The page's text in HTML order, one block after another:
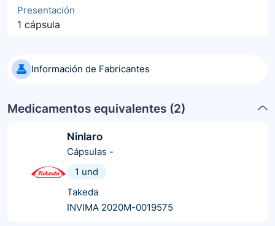
Presentación
1 cápsula
Información de Fabricantes
Medicamentos equivalentes (2)
Ninlaro
Cápsulas -
1 und
Takeda
INVIMA 2020M-0019575